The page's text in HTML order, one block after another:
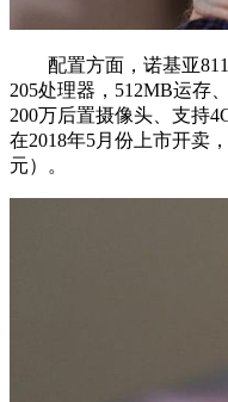
配置方面，诺基亚
205处理器，512MB运存
200万后置摄像头、支持
在2018年5月份上市开卖
元）。